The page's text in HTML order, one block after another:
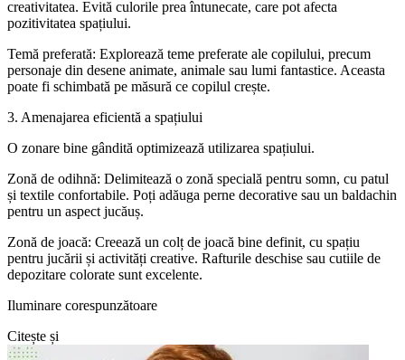
creativitatea. Evită culorile prea întunecate, care pot afecta
pozitivitatea spațiului.
Temă preferată: Explorează teme preferate ale copilului, precum
personaje din desene animate, animale sau lumi fantastice. Aceasta
poate fi schimbată pe măsură ce copilul crește.
3. Amenajarea eficientă a spațiului
O zonare bine gândită optimizează utilizarea spațiului.
Zonă de odihnă: Delimitează o zonă specială pentru somn, cu patul
și textile confortabile. Poți adăuga perne decorative sau un baldachin
pentru un aspect jucăuș.
Zonă de joacă: Creează un colț de joacă bine definit, cu spațiu
pentru jucării și activități creative. Rafturile deschise sau cutiile de
depozitare colorate sunt excelente.
Iluminare corespunzătoare
Citește și